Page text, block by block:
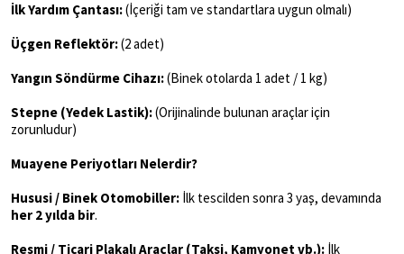
İlk Yardım Çantası:(İçeriği tam ve standartlara uygun olmalı)
Üçgen Reflektör:(2 adet)
Yangın Söndürme Cihazı:(Binek otolarda 1 adet / 1 kg)
Stepne (Yedek Lastik):(Orijinalinde bulunan araçlar için
zorunludur)
Muayene Periyotları Nelerdir?
Hususi / Binek Otomobiller: İlk tescilden sonra 3 yaş, devamında
her 2 yılda bir.
Resmi / Ticari Plakalı Araçlar (Taksi, Kamyonet vb.): İlk